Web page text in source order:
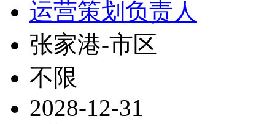
运营策划负责人
张家港-市区
不限
2028-12-31